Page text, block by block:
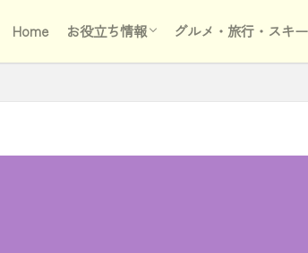
Home お役立ち情報 グルメ・旅行・スキー